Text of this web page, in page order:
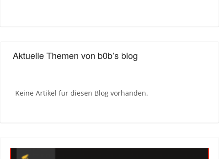
Aktuelle Themen von b0b’s blog
Keine Artikel für diesen Blog vorhanden.